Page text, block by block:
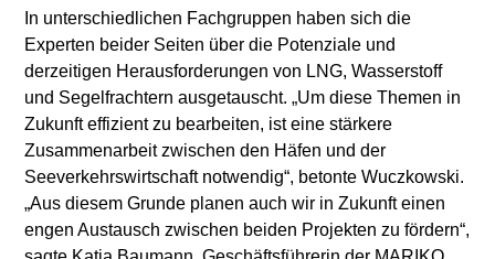
In unterschiedlichen Fachgruppen haben sich die
Experten beider Seiten über die Potenziale und
derzeitigen Herausforderungen von LNG, Wasserstoff
und Segelfrachtern ausgetauscht. „Um diese Themen in
Zukunft effizient zu bearbeiten, ist eine stärkere
Zusammenarbeit zwischen den Häfen und der
Seeverkehrswirtschaft notwendig“, betonte Wuczkowski.
„Aus diesem Grunde planen auch wir in Zukunft einen
engen Austausch zwischen beiden Projekten zu fördern“,